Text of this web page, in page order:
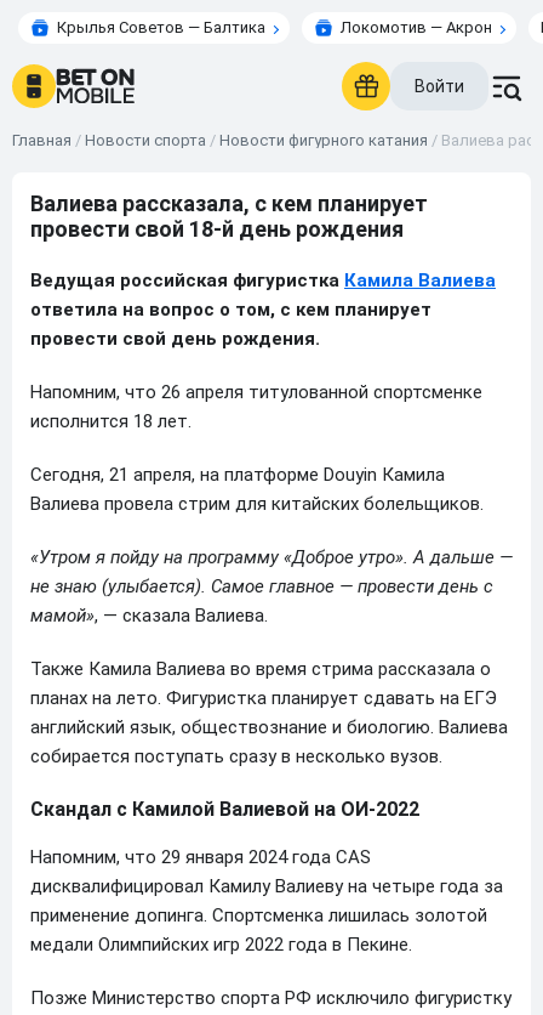
Крылья Советов — Балтика Локомотив — Акрон
Войти
Главная / Новости спорта / Новости фигурного катания / Валиева
Валиева рассказала, с кем планирует
провести свой 18-й день рождения
Ведущая российская фигуристка Камила Валиева
ответила на вопрос о том, с кем планирует
провести свой день рождения.
Напомним, что 26 апреля титулованной спортсменке
исполнится 18 лет.
Сегодня, 21 апреля, на платформе Douyin Камила
Валиева провела стрим для китайских болельщиков.
«Утром я пойду на программу «Доброе утро». А дальше —
не знаю (улыбается). Самое главное — провести день с
мамой», — сказала Валиева.
Также Камила Валиева во время стрима рассказала о
планах на лето. Фигуристка планирует сдавать на ЕГЭ
английский язык, обществознание и биологию. Валиева
собирается поступать сразу в несколько вузов.
Скандал с Камилой Валиевой на ОИ-2022
Напомним, что 29 января 2024 года CAS
дисквалифицировал Камилу Валиеву на четыре года за
применение допинга. Спортсменка лишилась золотой
медали Олимпийских игр 2022 года в Пекине.
Позже Министерство спорта РФ исключило фигуристку